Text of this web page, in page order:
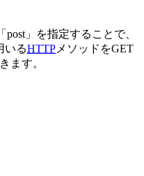
」を指定することで、
いるHTTP メソッドをGET
ます。